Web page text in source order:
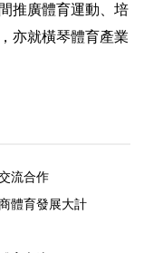
推廣體育運動、培
亦就橫琴體育產業
流合作
體育發展大計